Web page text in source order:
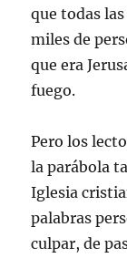
que todas
miles de
que era
fuego.
Pero los
la parábola
Iglesia
palabras
culpar, de